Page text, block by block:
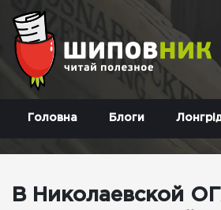
Головна Блоги
В Николаевской